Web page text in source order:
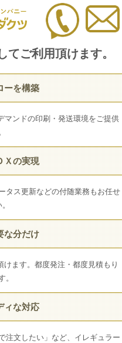
てご利用頂けます。
ーを構築
マンドの印刷・発送環境をご提供
Ｘの実現
タス更新などの付随業務もお任せ
な分だけ
ます。都度発注・都度見積もり
。
ィな対応
注文したい」など、イレギュラー